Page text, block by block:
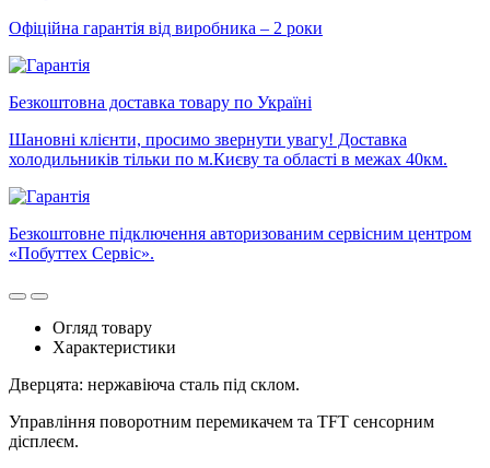
Офіційна гарантія від виробника – 2 роки
Безкоштовна доставка товару по Україні
Шановні клієнти, просимо звернути увагу! Доставка
холодильників тільки по м.Києву та області в межах 40км.
Безкоштовне підключення авторизованим сервісним центром
«Побуттех Сервіс».
Огляд товару
Характеристики
Дверцята: нержавіюча сталь під склом.
Управління поворотним перемикачем та TFT сенсорним
дісплеєм.